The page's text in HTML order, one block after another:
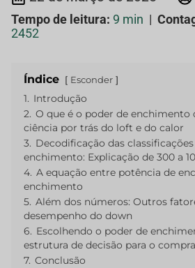
Tempo de leitura: 9 min |
2452
Índice Esconder
1. Introdução
2. O que é o poder de enchimento
ciência por trás do loft e do calor
3. Decodificação das
enchimento: Explicação de 300 a
4. A equação entre potência de
enchimento
5. Além dos números: Outros
desempenho do down
6. Escolhendo o poder de
estrutura de decisão para o
7. Conclusão